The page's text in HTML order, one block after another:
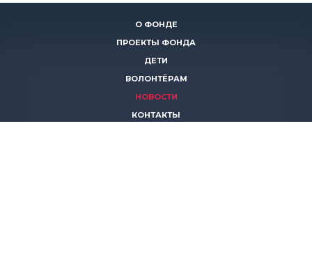
О ФОНДЕ
ПРОЕКТЫ ФОНДА
ДЕТИ
ВОЛОНТЁРАМ
НОВОСТИ
КОНТАКТЫ